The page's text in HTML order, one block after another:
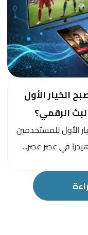
الخيار الأول
الرقمي؟
الأول للمستخدمين
في عصر عصر...